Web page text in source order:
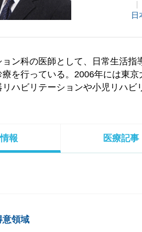
日
ョン科の医師として、日常生活
療を行っている。2006年には東
ハビリテーションや小児リハビ
報 医療記事
意領域